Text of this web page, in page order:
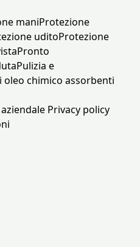
maniProtezione
uditoProtezione
Pronto
Pulizia e
oleo chimico assorbenti
Privacy policy